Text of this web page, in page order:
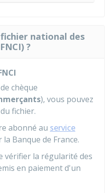
national des
?
chèque
), vous pouvez
fichier.
abonné au service
la Banque de France.
vérifier la régularité des
en paiement d'un